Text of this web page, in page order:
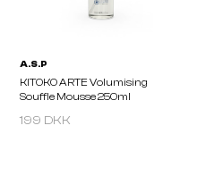
A.S.P
KITOKO ARTE Finishing Fix
250ml
199 DKK